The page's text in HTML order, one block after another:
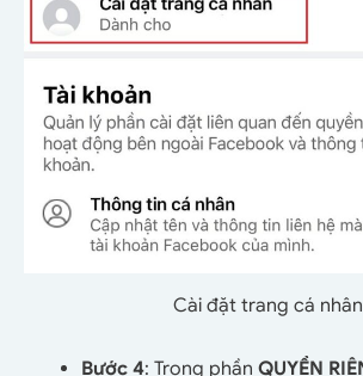
Cài đặt trang cá nhân
Bước 4: Trong phần QUYỀN